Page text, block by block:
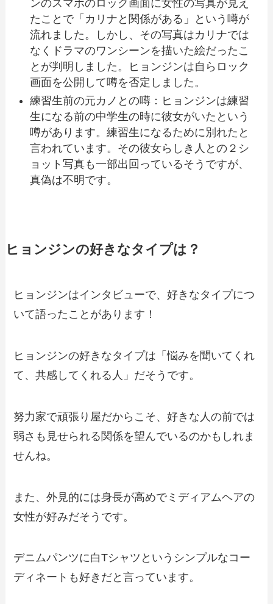
ンのスマホのロック画面に女性の写真が見え
たことで「カリナと関係がある」という噂が
流れました。しかし、その写真はカリナでは
なくドラマのワンシーンを描いた絵だったこ
とが判明しました。ヒョンジンは自らロック
画面を公開して噂を否定しました。
練習生前の元カノとの噂：ヒョンジンは練習
生になる前の中学生の時に彼女がいたという
噂があります。練習生になるために別れたと
言われています。その彼女らしき人との２シ
ョット写真も一部出回っているそうですが、
真偽は不明です。
ヒョンジンの好きなタイプは？
ヒョンジンはインタビューで、好きなタイプにつ
いて語ったことがあります！
ヒョンジンの好きなタイプは「悩みを聞いてくれ
て、共感してくれる人」だそうです。
努力家で頑張り屋だからこそ、好きな人の前では
弱さも見せられる関係を望んでいるのかもしれま
せんね。
また、外見的には身長が高めでミディアムヘアの
女性が好みだそうです。
デニムパンツに白Tシャツというシンプルなコー
ディネートも好きだと言っています。